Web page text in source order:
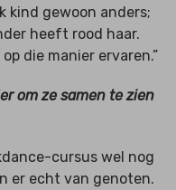
kind gewoon anders;
heeft rood haar.
die manier ervaren.”
om ze samen te zien
cursus wel nog
er echt van genoten.